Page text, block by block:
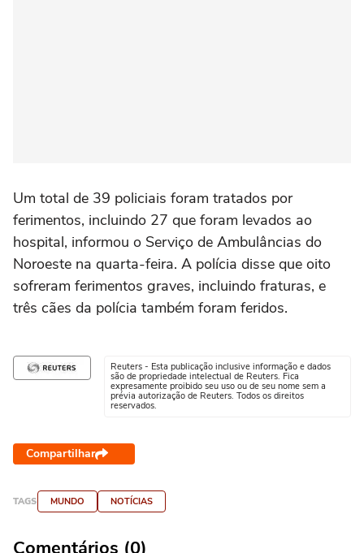
Um total de 39 policiais foram tratados por
ferimentos, incluindo 27 que foram levados ao
hospital, informou o Serviço de Ambulâncias do
Noroeste na quarta-feira. A polícia disse que oito
sofreram ferimentos graves, incluindo fraturas, e
três cães da polícia também foram feridos.
Reuters - Esta publicação inclusive informação e dados
são de propriedade intelectual de Reuters. Fica
expresamente proibido seu uso ou de seu nome sem a
prévia autorização de Reuters. Todos os direitos
reservados.
Compartilhar
TAGS MUNDO NOTÍCIAS
Comentários (0)